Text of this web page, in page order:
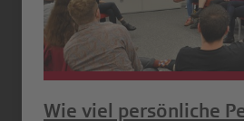
Wie viel persönliche